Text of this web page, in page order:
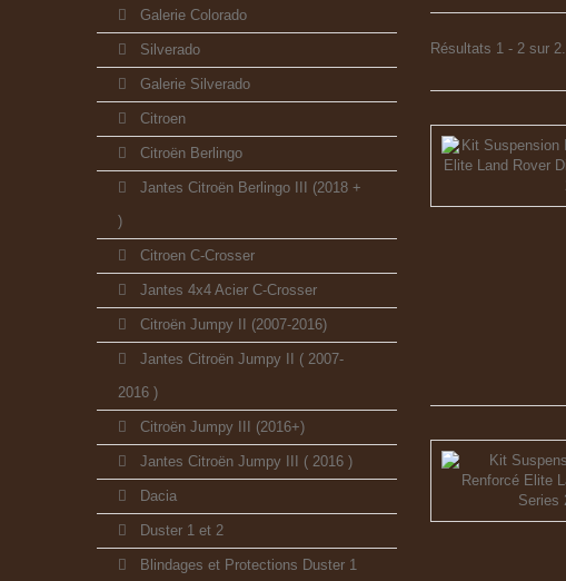
Galerie Colorado
Silverado
Galerie Silverado
Citroen
Citroën Berlingo
Jantes Citroën Berlingo III (2018 +
)
Citroen C-Crosser
Jantes 4x4 Acier C-Crosser
Citroën Jumpy II (2007-2016)
Jantes Citroën Jumpy II ( 2007-
2016 )
Citroën Jumpy III (2016+)
Jantes Citroën Jumpy III ( 2016 )
Dacia
Duster 1 et 2
Blindages et Protections Duster 1
Résultats 1 - 2 sur 2.